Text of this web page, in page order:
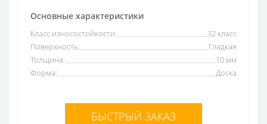
Основные характеристики
Класс износостойкости:
32 класс
Поверхность:
Гладкая
Толщина:
10 мм
Форма:
Доска
БЫСТРЫЙ ЗАКАЗ